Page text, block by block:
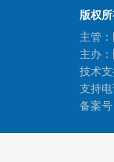
版权
主管
主办
技术
支持
备案号